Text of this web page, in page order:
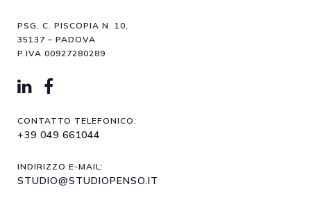
PSG. C. PISCOPIA N. 10,
35137 – PADOVA
P.IVA 00927280289
CONTATTO TELEFONICO:
+39 049 661044
INDIRIZZO E-MAIL:
STUDIO@STUDIOPENSO.IT